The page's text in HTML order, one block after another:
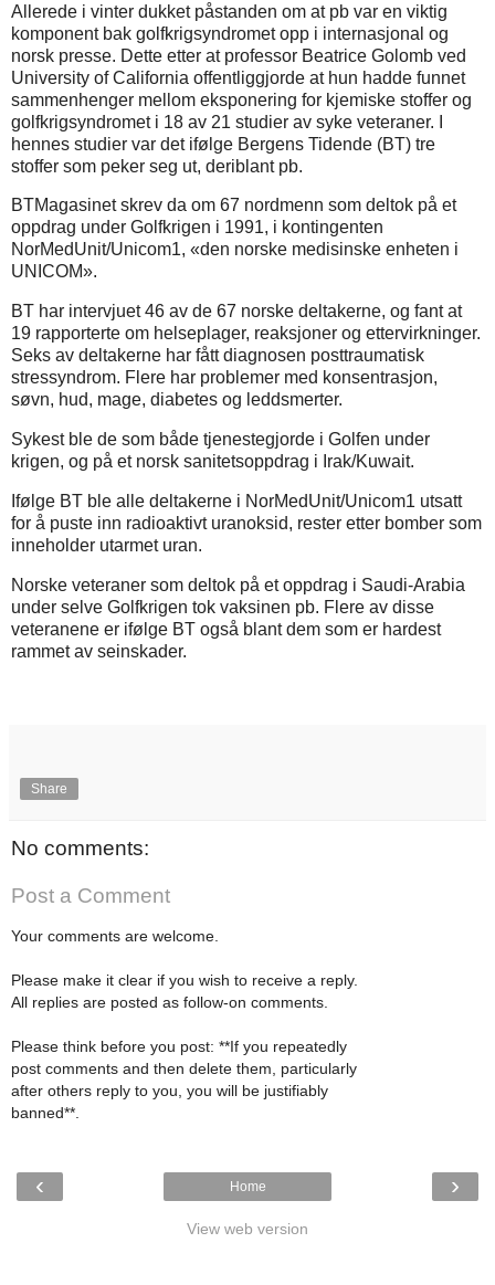
Allerede i vinter dukket påstanden om at pb var en viktig
komponent bak golfkrigsyndromet opp i internasjonal og
norsk presse. Dette etter at professor Beatrice Golomb ved
University of California offentliggjorde at hun hadde funnet
sammenhenger mellom eksponering for kjemiske stoffer og
golfkrigsyndromet i 18 av 21 studier av syke veteraner. I
hennes studier var det ifølge Bergens Tidende (BT) tre
stoffer som peker seg ut, deriblant pb.
BTMagasinet skrev da om 67 nordmenn som deltok på et
oppdrag under Golfkrigen i 1991, i kontingenten
NorMedUnit/Unicom1, «den norske medisinske enheten i
UNICOM».
BT har intervjuet 46 av de 67 norske deltakerne, og fant at
19 rapporterte om helseplager, reaksjoner og ettervirkninger.
Seks av deltakerne har fått diagnosen posttraumatisk
stressyndrom. Flere har problemer med konsentrasjon,
søvn, hud, mage, diabetes og leddsmerter.
Sykest ble de som både tjenestegjorde i Golfen under
krigen, og på et norsk sanitetsoppdrag i Irak/Kuwait.
Ifølge BT ble alle deltakerne i NorMedUnit/Unicom1 utsatt
for å puste inn radioaktivt uranoksid, rester etter bomber som
inneholder utarmet uran.
Norske veteraner som deltok på et oppdrag i Saudi-Arabia
under selve Golfkrigen tok vaksinen pb. Flere av disse
veteranene er ifølge BT også blant dem som er hardest
rammet av seinskader.
Share
No comments:
Post a Comment
Your comments are welcome.
Please make it clear if you wish to receive a reply.
All replies are posted as follow-on comments.
Please think before you post: **If you repeatedly
post comments and then delete them, particularly
after others reply to you, you will be justifiably
banned**.
‹ ›
Home
View web version